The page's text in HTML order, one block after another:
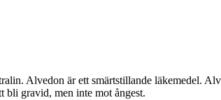
Alvedon är ett smärtstillande läkemedel.
bli gravid, men inte mot ångest.